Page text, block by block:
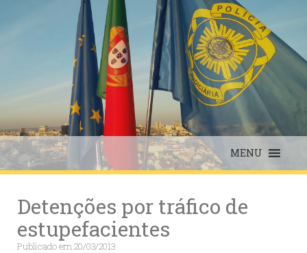
MENU
Detenções por tráfico de
estupefacientes
Publicado em20/03/2013